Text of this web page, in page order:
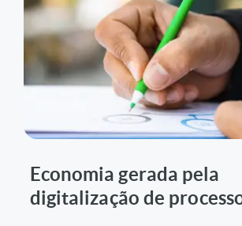
Economia gerada pela
digitalização de